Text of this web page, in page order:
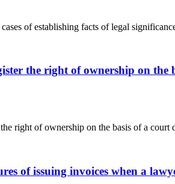
of establishing facts of legal
the right of ownership on the
right of ownership on the basis of a
of issuing invoices when a